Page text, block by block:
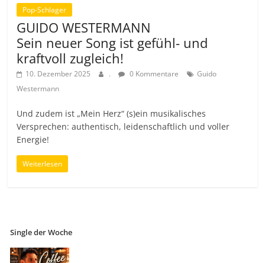
Pop-Schlager
GUIDO WESTERMANN
Sein neuer Song ist gefühl- und
kraftvoll zugleich!
10. Dezember 2025 . 0 Kommentare
Guido
Westermann
Und zudem ist „Mein Herz“ (s)ein musikalisches
Versprechen: authentisch, leidenschaftlich und voller
Energie!
Weiterlesen
Single der Woche